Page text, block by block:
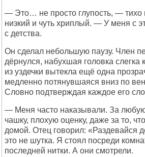
— Это… не просто глупость, — тихо
низкий и чуть хриплый. — У меня с
с детства.
Он сделал небольшую паузу. Член
дёрнулся, набухшая головка слегка
из уздечки вытекла ещё одна
медленно потянувшаяся вниз по
Словно подтверждая каждое его
— Меня часто наказывали. За
чашку, плохую оценку, даже за то,
домой. Отец говорил: «Раздевайся
это не шутка. Я стоял посреди
последней нитки. А они смотрели.